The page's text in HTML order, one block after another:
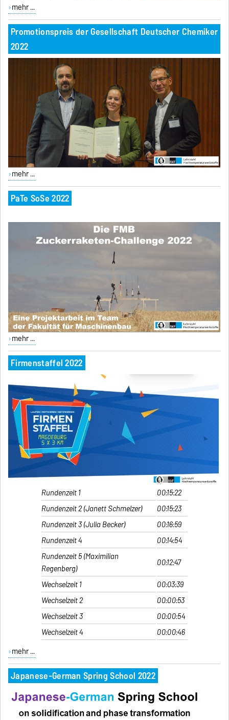
mehr ...
Promotionspreis der Gesellschaft Deutscher Chemiker
2022
mehr ...
PaTe SoSe 2022
mehr ...
Firmenstaffel 2022
Rundenzeit 1
00:15:22
Rundenzeit 2 (Janett Schmelzer)
00:15:23
Rundenzeit 3 (Julia Becker)
00:16:59
Rundenzeit 4
00:14:54
Rundenzeit 5 (Maximilian
Regenberg)
00:12:47
Wechselzeit 1
00:03:39
Wechselzeit 2
00:00:53
Wechselzeit 3
00:00:54
Wechselzeit 4
00:00:46
mehr ...
Japanese-German Spring School 2022